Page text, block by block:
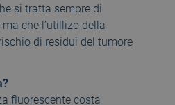
si tratta sempre di
che l’utillizo della
di residui del tumore
fluorescente costa